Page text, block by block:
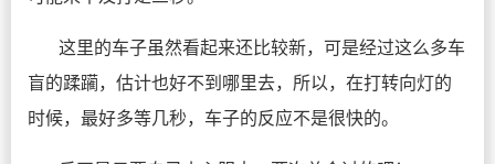
这里的车子虽然看起来还比较新，可是经过这么多车
盲的蹂躏，估计也好不到哪里去，所以，在打转向灯的
时候，最好多等几秒，车子的反应不是很快的。